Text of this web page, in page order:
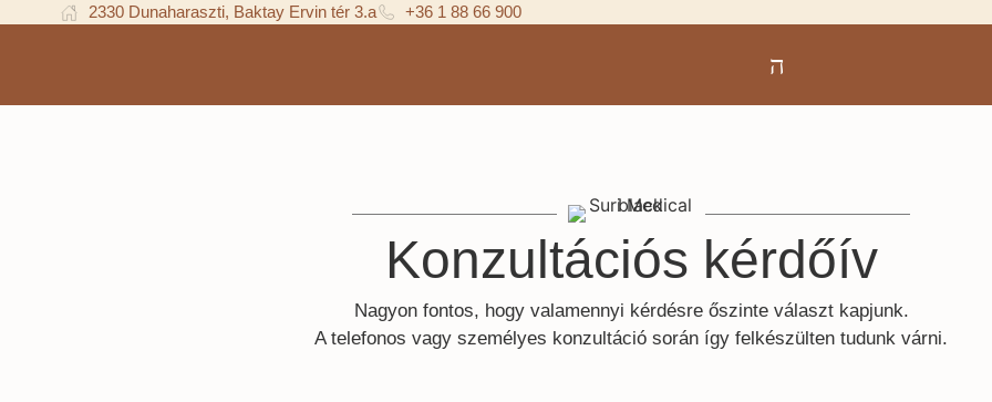
2330 Dunaharaszti, Baktay Ervin tér 3.a +36 1 88 66 900
Konzultációs kérdőív
Nagyon fontos, hogy valamennyi kérdésre őszinte választ kapjunk.
A telefonos vagy személyes konzultáció során így felkészülten tudunk várni.